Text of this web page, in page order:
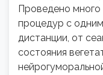
Проведено много
процедур с
дистанции, от
состояния